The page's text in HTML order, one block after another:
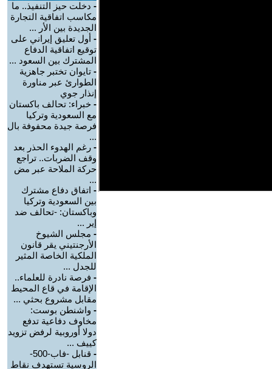
- دخلت حيز التنفيذ.. ما
مكاسب اتفاقية التجارة
الجديدة بين الأر ...
- أول تعليق إيراني على
توقيع اتفاقية الدفاع
المشترك بين السعود ...
- تايوان تختبر جاهزية
الطوارئ عبر مناورة
إنذار جوي
- خبراء: تحالف باكستان
مع السعودية وتركيا
فرصة جيدة محفوفة بال
...
- رغم الهدوء الحذر بعد
وقف الضربات.. تراجع
حركة الملاحة عبر مض
...
- اتفاق دفاع مشترك
بين السعودية وتركيا
وباكستان: -تحالف ضد
إير ...
- مجلس الشيوخ
الأرجنتيني يقر قانون
الملكية الخاصة المثير
للجدل ...
- فرصة نادرة للعلماء..
الإقامة في قاع المحيط
مقابل مشروع بحثي ...
- واشنطن بوست:
مخاوف دفاعية تدفع
دولا أوروبية لرفض تزويد
كييف ...
-
قنابل -فاب-500-
الروسية تستهدف نقاط